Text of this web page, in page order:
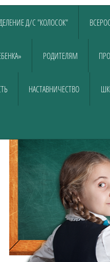
Д/С "КОЛОСОК"
РОДИТЕЛЯМ
НАСТАВНИЧЕСТВО